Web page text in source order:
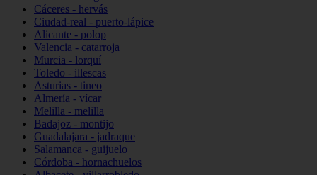
Cáceres - hervás
Ciudad-real - puerto-lápice
Alicante - polop
Valencia - catarroja
Murcia - lorquí
Toledo - illescas
Asturias - tineo
Almería - vícar
Melilla - melilla
Badajoz - montijo
Guadalajara - jadraque
Salamanca - guijuelo
Córdoba - hornachuelos